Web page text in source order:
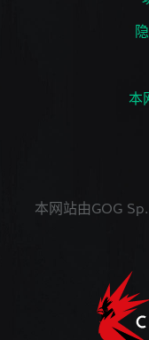
本
本网站由GOG